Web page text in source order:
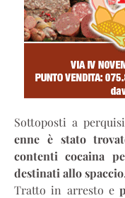
Sottoposti a
enne è stato
contenti cocaina
destinati allo spaccio.
Tratto in arresto e